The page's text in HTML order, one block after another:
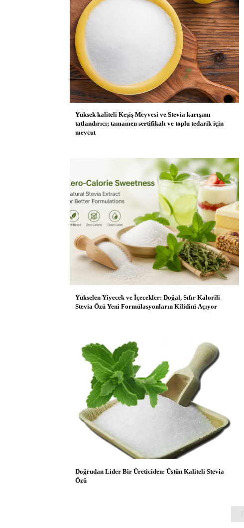
Yüksek kaliteli Keşiş Meyvesi ve Stevia karışımı
tatlandırıcı; tamamen sertifikalı ve toplu tedarik için
mevcut
Yükselen Yiyecek ve İçecekler: Doğal, Sıfır Kalorili
Stevia Özü Yeni Formülasyonların Kilidini Açıyor
Doğrudan Lider Bir Üreticiden: Üstün Kaliteli Stevia
Özü